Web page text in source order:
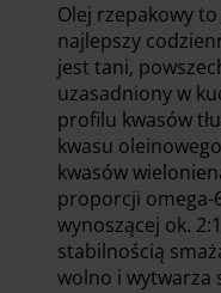
Olej rzepakowy
najlepszy
jest tani,
uzasadniony w
profilu kwasów
kwasu
kwasów
proporcji omega-
wynoszącej ok.
stabilnością
wolno i wytwarza